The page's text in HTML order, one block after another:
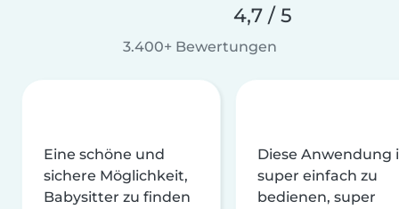
4,7 / 5
3.400+ Bewertungen
Eine schöne und
sichere Möglichkeit,
Babysitter zu finden
Diese Anwendung
super einfach zu
bedienen, super